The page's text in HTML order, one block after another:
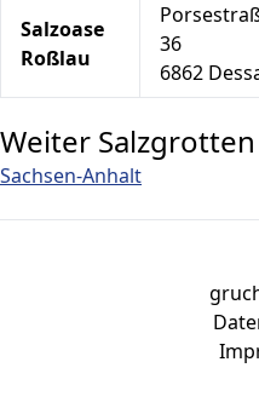
Salzoase
Roßlau
36
6862
Weiter
Sachsen-Anhalt